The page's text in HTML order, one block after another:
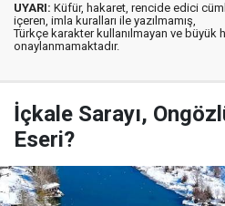
UYARI: Küfür, hakaret, rencide edici
içeren, imla kuralları ile yazılmamış,
Türkçe karakter kullanılmayan ve büyük
onaylanmamaktadır.
İçkale Sarayı,
Eseri?